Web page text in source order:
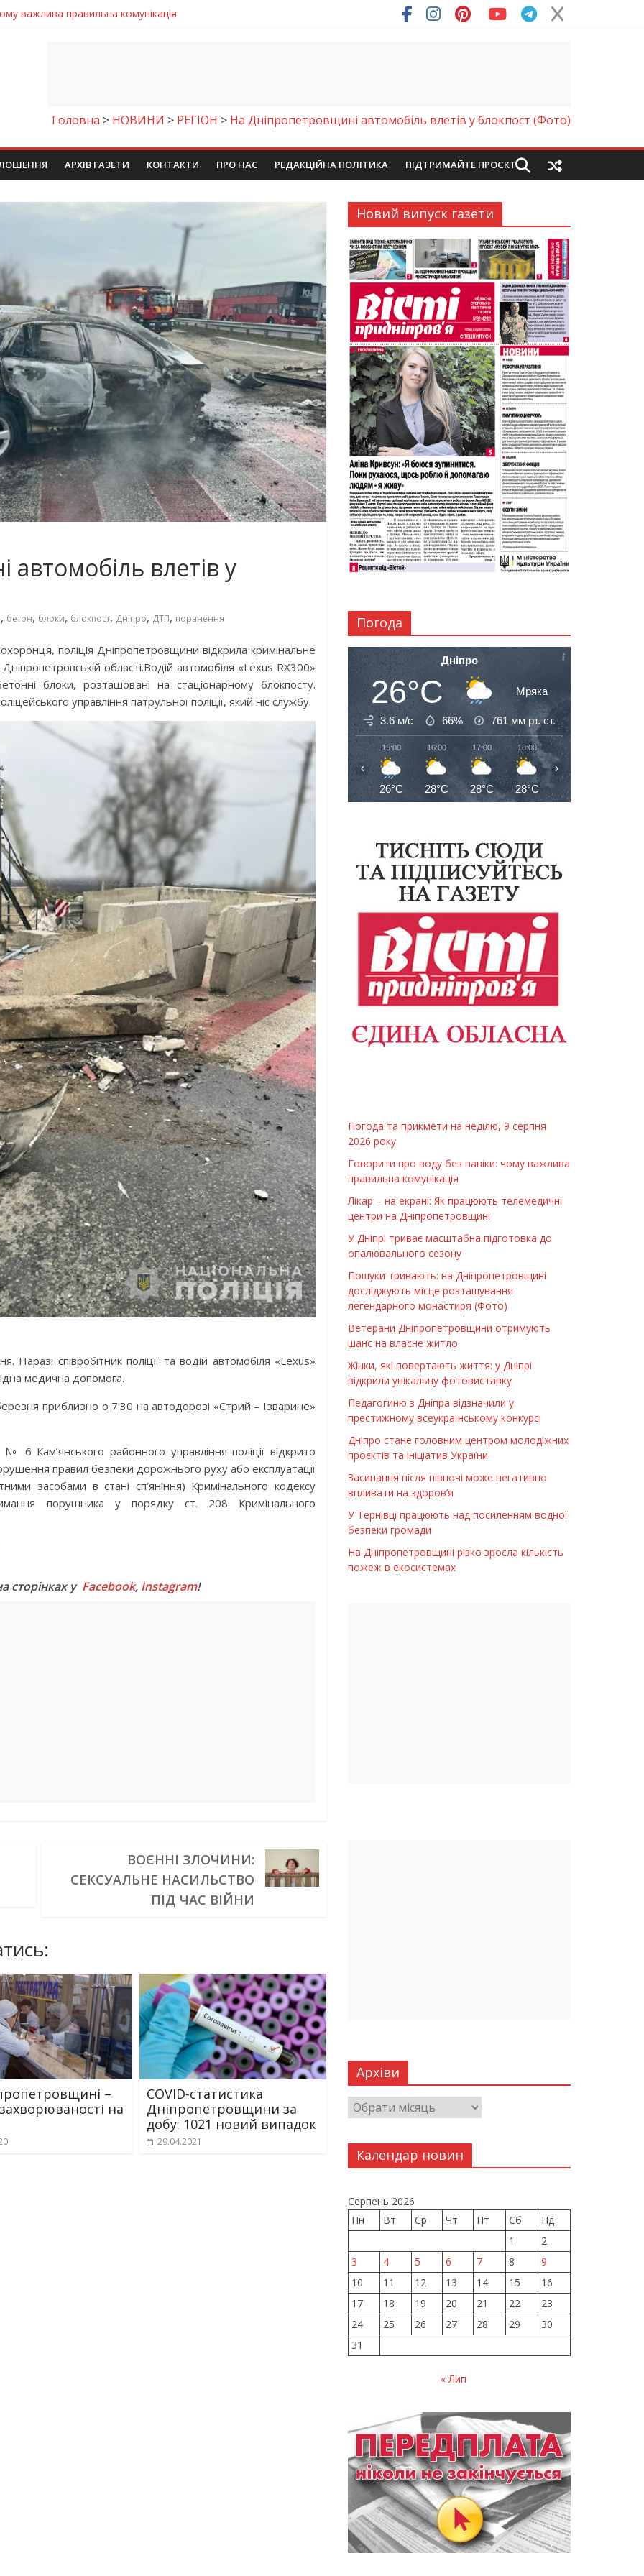
важлива правильна комунікація
до опалювального сезону
досліджують місце розташування легендарного монастиря (Фото)
2026 року
Головна > НОВИНИ > РЕГІОН > На Дніпропетровщині автомобіль влетів у блокпост (Фото)
АРХІВ ГАЗЕТИ КОНТАКТИ ПРО НАС РЕДАКЦІЙНА ПОЛІТИКА ПІДТРИМАЙТЕ ПРОЄКТ
влетів у
, бетон, блоки, блокпост, Дніпро, ДТП, поранення
поліція Дніпропетровщини відкрила кримінальне
області.Водій автомобіля «Lexus RX300»
блоки, розташовані на стаціонарному блокпосту.
управління патрульної поліції, який ніс службу.
співробітник поліції та водій автомобіля «Lexus»
медична допомога.
приблизно о 7:30 на автодорозі «Стрий – Ізварине»
6 Кам’янського районного управління поліції відкрито
правил безпеки дорожнього руху або експлуатації
засобами в стані сп’яніння) Кримінального кодексу
порушника у порядку ст. 208 Кримінального
сторінках у Facebook, Instagram!
ВОЄННІ ЗЛОЧИНИ:
СЕКСУАЛЬНЕ НАСИЛЬСТВО
ПІД ЧАС ВІЙНИ
–
на
COVID-статистика
Дніпропетровщини за
добу: 1021 новий випадок
29.04.2021
Новий випуск газети
Погода
Дніпро
26°C Мряка
3.6 м/с 66% 761 мм рт. ст.
15:00
26°C
16:00
28°C
17:00
28°C
18:00
28°C
19:00
27°C
‹ ›
Погода та прикмети на неділю, 9 серпня
2026 року
Говорити про воду без паніки: чому важлива
правильна комунікація
Лікар – на екрані: Як працюють телемедичні
центри на Дніпропетровщині
У Дніпрі триває масштабна підготовка до
опалювального сезону
Пошуки тривають: на Дніпропетровщині
досліджують місце розташування
легендарного монастиря (Фото)
Ветерани Дніпропетровщини отримують
шанс на власне житло
Жінки, які повертають життя: у Дніпрі
відкрили унікальну фотовиставку
Педагогиню з Дніпра відзначили у
престижному всеукраїнському конкурсі
Дніпро стане головним центром молодіжних
проєктів та ініціатив України
Засинання після півночі може негативно
впливати на здоров’я
У Тернівці працюють над посиленням водної
безпеки громади
На Дніпропетровщині різко зросла кількість
пожеж в екосистемах
Архіви
Календар новин
Серпень 2026
Пн
Вт Ср Чт Пт Сб
Нд
1
2
3
4 5 6 7 8
9
10
11 12 13 14 15
16
17
18 19 20 21 22
23
24
25 26 27 28 29
30
31
« Лип